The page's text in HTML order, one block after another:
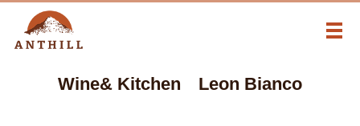
メ
Wine& Kitchen Leon Bianco